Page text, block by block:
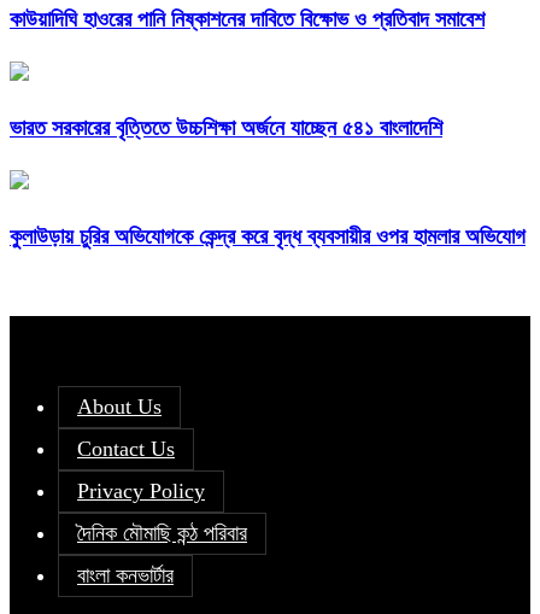
কাউয়াদিঘি হাওরের পানি নিষ্কাশনের দাবিতে বিক্ষোভ ও প্রতিবাদ সমাবেশ
ভারত সরকারের বৃত্তিতে উচ্চশিক্ষা অর্জনে যাচ্ছেন ৫৪১ বাংলাদেশি
কুলাউড়ায় চুরির অভিযোগকে কেন্দ্র করে বৃদ্ধ ব্যবসায়ীর ওপর হামলার অভিযোগ
About Us
Contact Us
Privacy Policy
দৈনিক মৌমাছি কন্ঠ পরিবার
বাংলা কনভার্টার